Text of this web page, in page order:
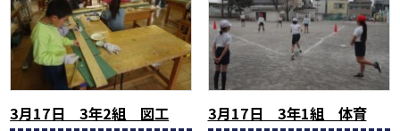
3月17日 3年2組 図工 3月17日 3年1組 体育